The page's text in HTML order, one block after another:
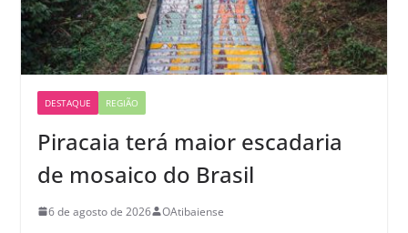
DESTAQUE REGIÃO
Piracaia terá maior escadaria
de mosaico do Brasil
6 de agosto de 2026 OAtibaiense